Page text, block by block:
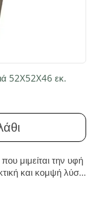
52X52X46 εκ.
μιμείται την υφή
και κομψή λύση
για να αναδείξει τα